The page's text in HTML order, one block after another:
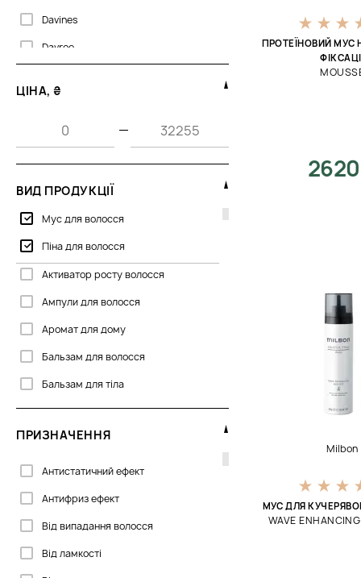
Davines
Davroe
Joico
Lebel
L’anza
RevitaLash
ЦІНА, ₴
—
ВИД ПРОДУКЦІЇ
Мус для волосся
Піна для волосся
Активатор росту волосся
Ампули для волосся
Аромат для дому
Бальзам для волосся
Бальзам для тіла
Баттер
Браш
Бустер для волосся
Відтінкова маска
Відтінковий кондиціонер
Відтінковий шампунь
ПРИЗНАЧЕННЯ
Антистатичний ефект
Антифриз ефект
Від випадання волосся
Від ламкості
ПРОТЕЇНОВИЙ МУС
Milbon
МУС ДЛЯ
WAVE